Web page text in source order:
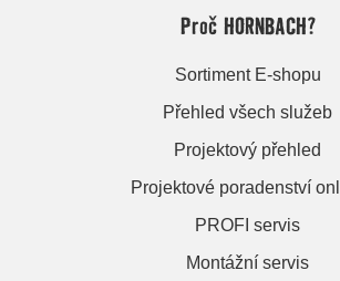
Proč HORNBACH?
Sortiment E-shopu
Přehled všech služeb
Projektový přehled
Projektové poradenství
PROFI servis
Montážní servis